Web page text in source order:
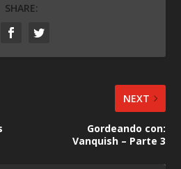
SHARE:
NEXT
Gordeando con:
Vanquish – Parte 3